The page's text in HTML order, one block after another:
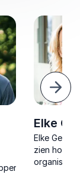
Elke
Elke
zien hoe